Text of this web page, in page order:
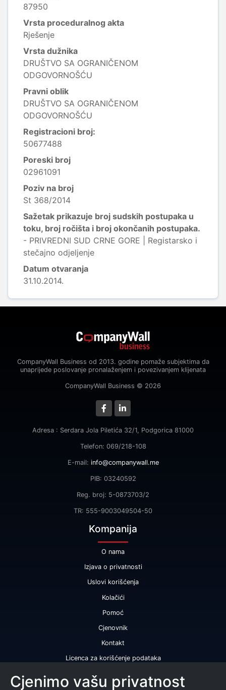
87950
Vrsta proceduralnog akta
Rješenje
Vrsta dužnika
DRUŠTVO SA OGRANIČENOM
ODGOVORNOŠĆU
Pravni oblik
DRUŠTVO SA OGRANIČENOM
ODGOVORNOŠĆU
Registracioni broj:
50677488
Poreski broj
02961091
Poziv na broj
St 368/2014
Sažetak prikazuje broj sudskih postupaka u
toku, broj ročišta i broj okončanih postupaka.
- PRIVREDNI SUD CRNE GORE | Registarsko i
stečajno odjeljenje
Datum otvaranja
31.10.2014.
CompanyWall Business od 2013. godine pomaže subjektima da
unaprijede poslovanje pronalaženjem i povezivanjem klijenata
CompanyWall Business © 2026
Adresa : Serdara Jola Piletića 32/1, Podgorica 81000
Telefon: 069/218-108
E-mail: info@companywall.me
PIB: 03240592
Reg. broj: 5-0873703/2
TR: 555-9003049504-50
Kompanija
O nama
Izjava o privatnosti
Uslovi korišćenja
Kolačići
Pomoć
Cjenovnik
Kontakt
Licenca za korišćenje podataka
Naše usluge
Cjenimo vašu privatnost